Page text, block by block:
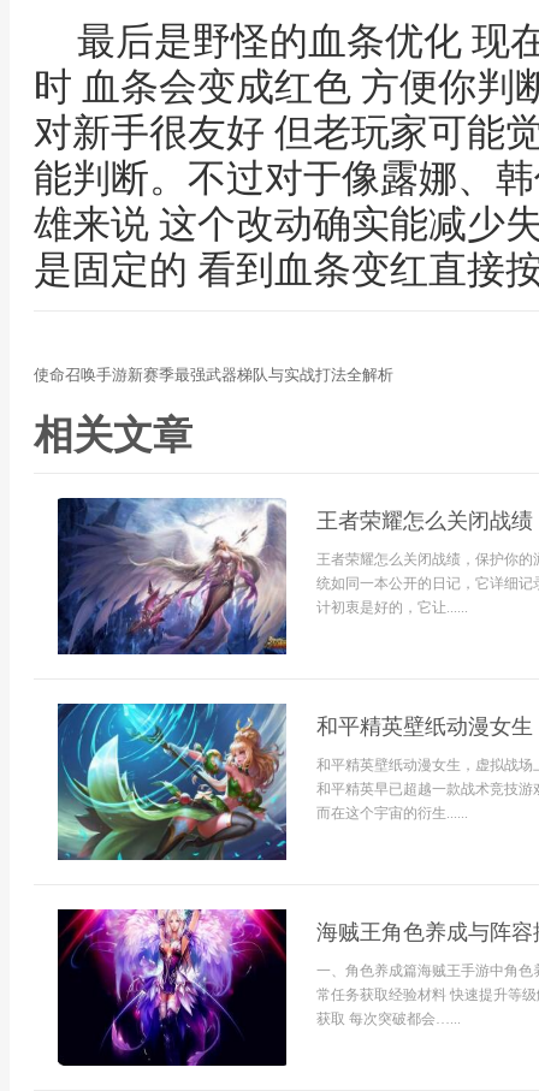
最后是野怪的血条优化 现
时 血条会变成红色 方便你判
对新手很友好 但老玩家可能
能判断。不过对于像露娜、
雄来说 这个改动确实能减少
是固定的 看到血条变红直接
使命召唤手游新赛季最强武器梯队与实战打法全解析
相关文章
王者荣耀怎么关闭战绩
王者荣耀怎么关闭战绩，保护你
统如同一本公开的日记，它详细
计初衷是好的，它让......
和平精英壁纸动漫女生
和平精英壁纸动漫女生，虚拟战
和平精英早已超越一款战术竞技
而在这个宇宙的衍生......
海贼王角色养成与阵容
一、角色养成篇海贼王手游中角
常任务获取经验材料 快速提升等
获取 每次突破都会…...